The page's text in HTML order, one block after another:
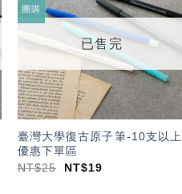
團購
「願
望輕
已售完
臺灣大學復古原子筆-10支以上
優惠下單區
NT$25 NT$19